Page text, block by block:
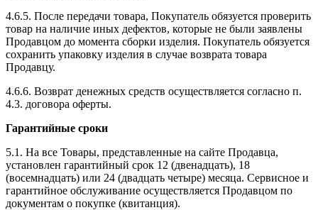
4.6.5. После передачи товара, Покупатель обязуется проверить
товар на наличие иных дефектов, которые не были заявлены
Продавцом до момента сборки изделия. Покупатель обязуется
сохранить упаковку изделия в случае возврата товара
Продавцу.
4.6.6. Возврат денежных средств осуществляется согласно п.
4.3. договора оферты.
Гарантийные сроки
5.1. На все Товары, представленные на сайте Продавца,
установлен гарантийный срок 12 (двенадцать), 18
(восемнадцать) или 24 (двадцать четыре) месяца. Сервисное и
гарантийное обслуживание осуществляется Продавцом по
документам о покупке (квитанция).